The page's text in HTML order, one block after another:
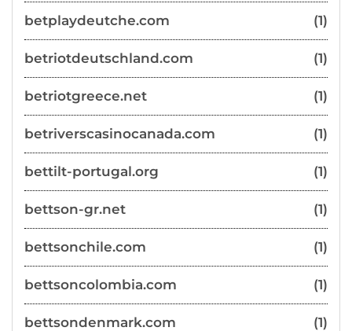
betplaydeutche.com (1)
betriotdeutschland.com (1)
betriotgreece.net (1)
betriverscasinocanada.com (1)
bettilt-portugal.org (1)
bettson-gr.net (1)
bettsonchile.com (1)
bettsoncolombia.com (1)
bettsondenmark.com (1)